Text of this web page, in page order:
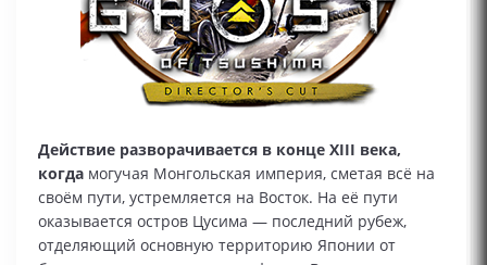
Действие разворачивается в конце XIII века,
когда могучая Монгольская империя, сметая всё на
своём пути, устремляется на Восток. На её пути
оказывается остров Цусима — последний рубеж,
отделяющий основную территорию Японии от